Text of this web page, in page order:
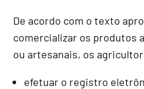
De acordo com o texto
comercializar os produtos
ou artesanais, os
efetuar o registro